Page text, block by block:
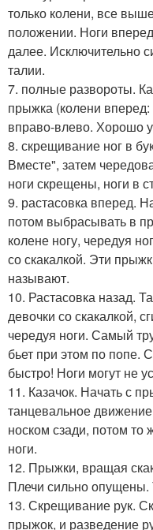
только колени, все
положении. Ноги
далее. Исключительно
талии.
7. полные развороты.
прыжка (колени
вправо-влево. Хорошо
8. скрещивание ног в
Вместе", затем
ноги скрещены, ноги в
9. растасовка вперед.
потом выбрасывать в
колене ногу, чередуя
со скакалкой. Эти
называют.
10. Растасовка назад.
девочки со скакалкой,
чередуя ноги. Самый
бьет при этом по попе.
быстро! Ноги могут не
11. Казачок. Начать с
танцевальное
носком сзади, потом то
ноги.
12. Прыжки, вращая
Плечи сильно опущены.
13. Скрещивание рук.
прыжок, и разведение